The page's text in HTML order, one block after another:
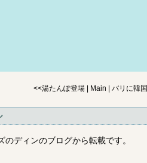
<<湯たんぽ登場| Main バリに韓国
ディンのブログから転載です。